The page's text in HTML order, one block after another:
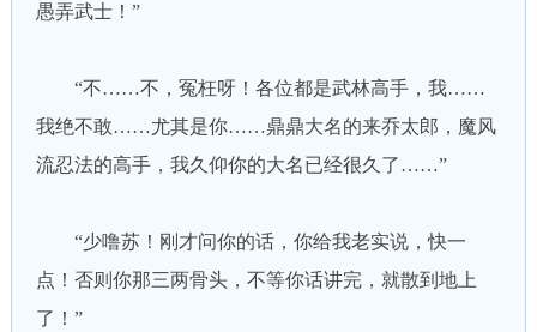
愚弄武士！”
“不……不，冤枉呀！各位都是武林高手，我……
我绝不敢……尤其是你……鼎鼎大名的来乔太郎，魔风
流忍法的高手，我久仰你的大名已经很久了……”
“少噜苏！刚才问你的话，你给我老实说，快一
点！否则你那三两骨头，不等你话讲完，就散到地上
了！”